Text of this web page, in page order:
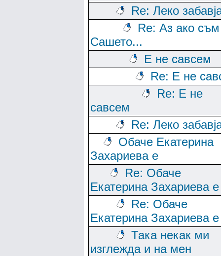
Re: Леко
Re: Аз ако
Сашето...
Е не савсем
Re: Е не
Re: Е не
савсем
Re: Леко
Обаче Екатерина
Захариева е
Re: Обаче
Екатерина Захариева е
Re: Обаче
Екатерина Захариева е
Така некак ми
изглежда и на мен